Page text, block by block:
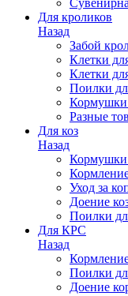
Для кроликов
Назад
Забой
Клетки
Клетки
Поилки
Кормушки
Разные
Для коз
Назад
Кормушки
Уход за
Доение
Поилки
Для КРС
Назад
Поилки
Доение